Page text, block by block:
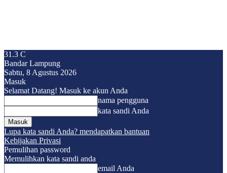
31.3 C
Bandar Lampung
Sabtu, 8 Agustus 2026
Masuk
Selamat Datang! Masuk ke akun Anda
nama pengguna
kata sandi Anda
Lupa kata sandi Anda? mendapatkan bantuan
Kebijakan Privasi
Pemulihan password
Memulihkan kata sandi anda
email Anda